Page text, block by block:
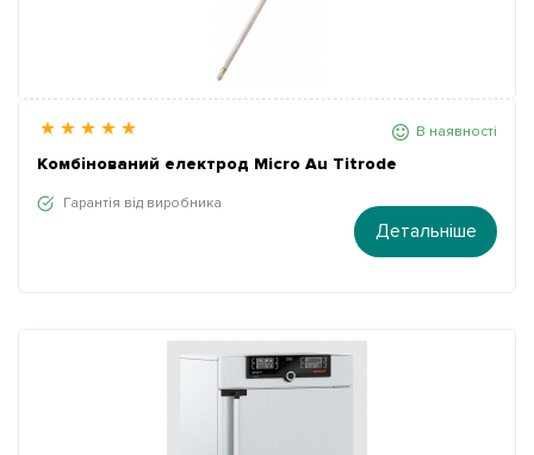
В наявності
Комбінований електрод Micro Au Titrode
Гарантія від виробника
Детальніше